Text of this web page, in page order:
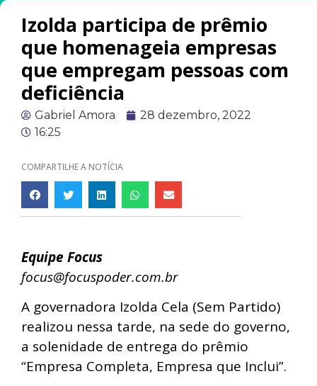
Izolda participa de prêmio
que homenageia empresas
que empregam pessoas com
deficiência
Gabriel Amora
28 dezembro, 2022
16:25
COMPARTILHE A NOTÍCIA
Equipe Focus
focus@focuspoder.com.br
A governadora Izolda Cela (Sem Partido)
realizou nessa tarde, na sede do governo,
a solenidade de entrega do prêmio
“Empresa Completa, Empresa que Inclui”.